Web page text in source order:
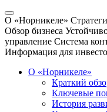
О «Норникеле»
Обзор бизнеса
управление Система
Информация для
О «Норникеле»
Краткий
Ключевые
История